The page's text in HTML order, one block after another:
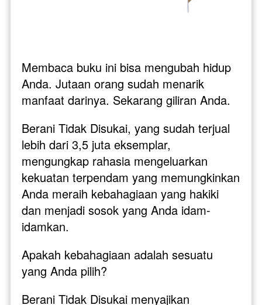
Membaca buku ini bisa mengubah hidup
Anda. Jutaan orang sudah menarik
manfaat darinya. Sekarang giliran Anda.
Berani Tidak Disukai, yang sudah terjual
lebih dari 3,5 juta eksemplar,
mengungkap rahasia mengeluarkan
kekuatan terpendam yang memungkinkan
Anda meraih kebahagiaan yang hakiki
dan menjadi sosok yang Anda idam-
idamkan.
Apakah kebahagiaan adalah sesuatu
yang Anda pilih?
Berani Tidak Disukai menyajikan